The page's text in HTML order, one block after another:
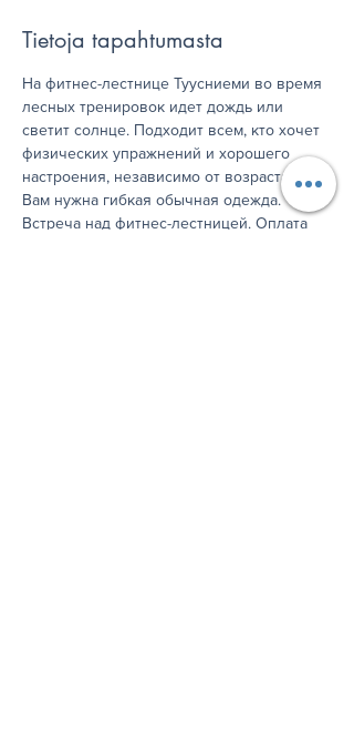
Tietoja tapahtumasta
На фитнес-лестнице Туусниеми во время
лесных тренировок идет дождь или
светит солнце. Подходит всем, кто хочет
физических упражнений и хорошего
настроения, независимо от возраста.
Вам нужна гибкая обычная одежда.
Встреча над фитнес-лестницей. Оплата